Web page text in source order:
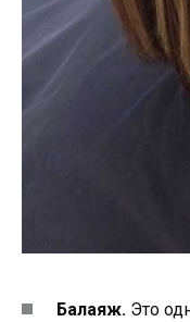
Балаяж. Это